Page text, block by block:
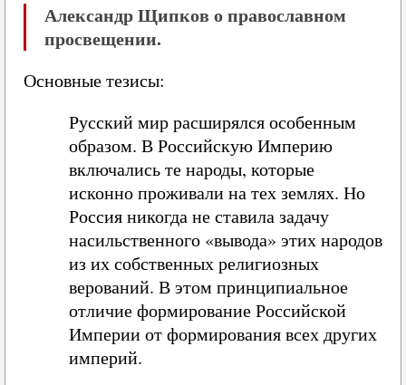
Александр Щипков о православном
просвещении.
Основные тезисы:
Русский мир расширялся особенным
образом. В Российскую Империю
включались те народы, которые
исконно проживали на тех землях. Но
Россия никогда не ставила задачу
насильственного «вывода» этих народов
из их собственных религиозных
верований. В этом принципиальное
отличие формирование Российской
Империи от формирования всех других
империй.